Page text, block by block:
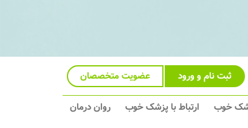
ثبت نام و ورود عضویت متخصصان
خوب ارتباط با پزشک خوب روان درمان